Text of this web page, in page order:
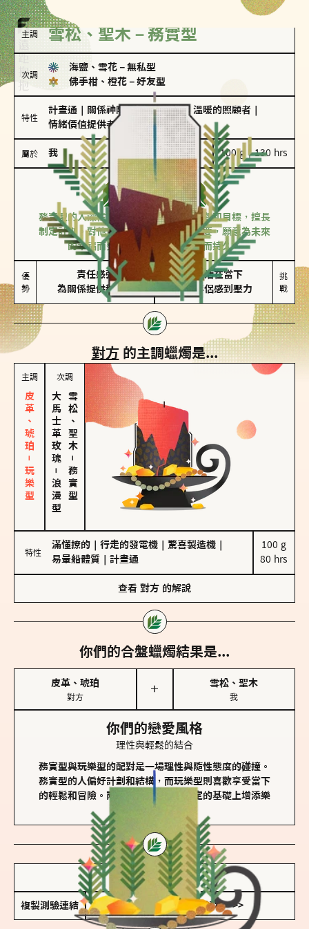
主調 雪松、聖木－務實型
次調
海鹽、雪花 － 無私型
佛手柑、橙花 － 好友型
特性
計畫通 關係神隊友 聖母情節｜ 溫暖的照顧者
情緒價值提供者
屬於 我 100 g｜130 hrs
務實型
雪松、聖木
務實型的人深信愛情立基於共同的價值觀和目標，擅長
制定計劃。對他們來說，感情穩定最重要，願意為未來
的幸福而努力，讓愛情變得踏實而持久。
優
勢
責任感強
為關係提供穩定度
較難活在當下
易讓伴侶感到壓力
挑
戰
對方 的主調蠟燭是...
主調
皮革、琥珀－玩樂型
次調
大馬士革玫瑰
－
浪漫型
雪松、聖木
－
務實型
特性
滿懂撩的 行走的發電機 驚喜製造機
易暈船體質
計畫通
100 g
80 hrs
查看 對方 的解說
你們的合盤蠟燭結果是...
皮革、琥珀
對方
＋
雪松、聖木
我
你們的戀愛風格
理性與輕鬆的結合
務實型與玩樂型的配對是一場理性與隨性態度的碰撞。
務實型的人偏好計劃和結構，而玩樂型則喜歡享受當下
的輕鬆和冒險。兩者的關係能夠在穩定的基礎上增添樂
儲存我的結果圖
複製測驗連結 查看香氛類型全解析 >>>